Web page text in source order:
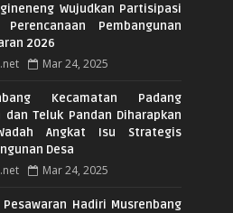
Wujudkan Partisipasi
Pembangunan
2026
Mar 24, 2025
Kecamatan Padang
dan Teluk Pandan Diharapkan
Angkat Isu Strategis
Desa
Mar 24, 2025
Hadiri Musrenbang